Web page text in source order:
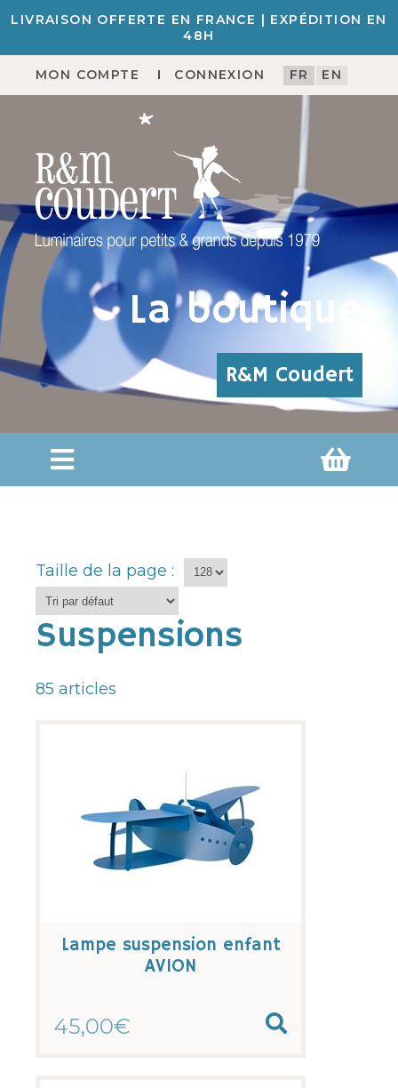
LIVRAISON OFFERTE EN FRANCE | EXPÉDITION EN
48H
MON COMPTE CONNEXION FR EN
La boutique
R&M Coudert
Taille de la page :
Suspensions
85 articles
Lampe suspension enfant
AVION
45,00€